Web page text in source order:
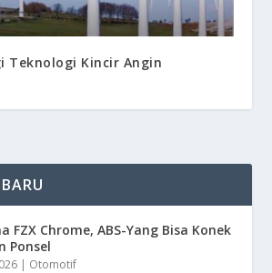
Teknologi Kincir Angin
FZX Chrome, ABS-Yang Bisa Konek
Ponsel
| Otomotif